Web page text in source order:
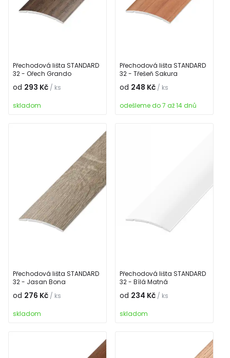
Přechodová lišta STANDARD
32 - Ořech Grando
od 293 Kč / ks
skladom
Přechodová lišta STANDARD
32 - Třešeň Sakura
od 248 Kč / ks
odešleme do 7 až 14 dnů
Přechodová lišta STANDARD
32 - Jasan Bona
od 276 Kč / ks
skladom
Přechodová lišta STANDARD
32 - Bílá Matná
od 234 Kč / ks
skladom